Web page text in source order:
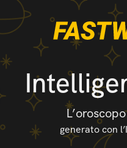
generato con